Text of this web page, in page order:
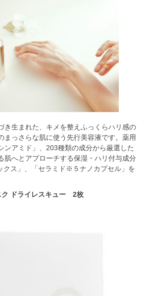
き生まれた、キメを整えふっくらハリ感の
まっさらな肌に使う先行美容液です。薬用
ンアミド」、203種類の成分から厳選した
肌へとアプローチする保湿・ハリ付与成分
クス」、「セラミド※５ナノカプセル」を
ク ドライレスキュー 2枚